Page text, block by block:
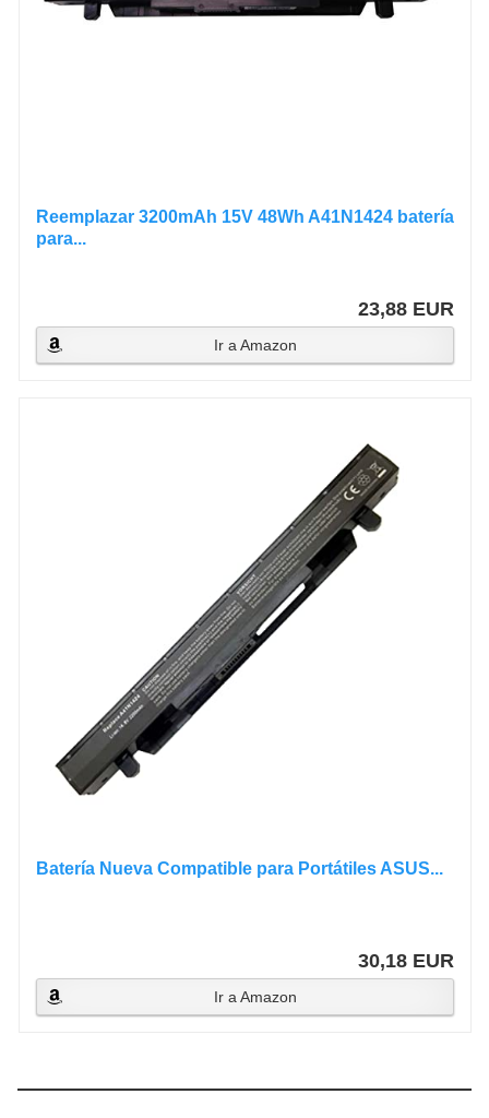
Reemplazar 3200mAh 15V 48Wh A41N1424 batería
para...
23,88 EUR
Ir a Amazon
Batería Nueva Compatible para Portátiles ASUS...
30,18 EUR
Ir a Amazon